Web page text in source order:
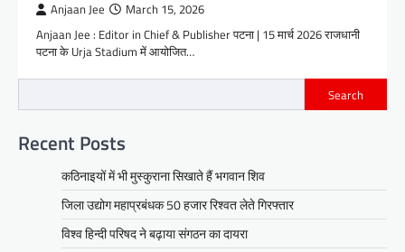
Anjaan Jee March 15, 2026
Anjaan Jee : Editor in Chief & Publisher पटना | 15 मार्च 2026 राजधानी
पटना के Urja Stadium में आयोजित…
Search
Recent Posts
कठिनाइयों में भी मुस्कुराना सिखाते हैं भगवान शिव
जिला उद्योग महाप्रबंधक 50 हजार रिश्वत लेते गिरफ्तार
विश्व हिन्दी परिषद ने बढ़ाया संगठन का दायरा